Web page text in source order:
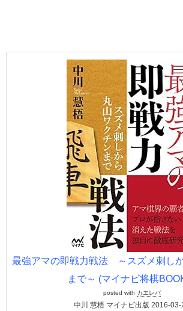
最強アマの即戦力戦法 ～スズメ刺し
まで～ (マイナビ将棋
posted with カエレバ
中川 慧梧 マイナビ出版 2016-03-